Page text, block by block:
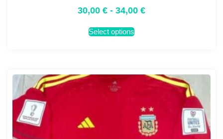
30,00 € - 34,00 €
Select options